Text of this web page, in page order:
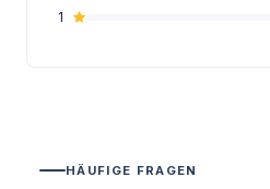
1
HÄUFIGE FRAGEN